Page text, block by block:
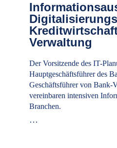
Verwaltung
Der Vorsitzende des IT-
Hauptgeschäftsführer des
Geschäftsführer von Bank-
vereinbaren intensiven
Branchen.
…